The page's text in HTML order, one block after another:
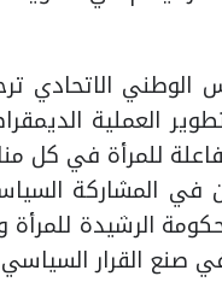
الاتحادي
العملية
للمرأة في كل
المشاركة
الرشيدة
صنع القرار